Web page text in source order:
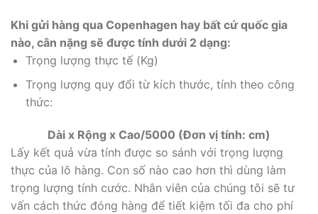
Khi gửi hàng qua Copenhagen hay bất cứ quốc gia
nào, cân nặng sẽ được tính dưới 2 dạng:
Trọng lượng thực tế (Kg)
Trọng lượng quy đổi từ kích thước, tính theo công
thức:
Dài x Rộng x Cao/5000 (Đơn vị tính: cm)
Lấy kết quả vừa tính được so sánh với trọng lượng
thực của lô hàng. Con số nào cao hơn thì dùng làm
trọng lượng tính cước. Nhân viên của chúng tôi sẽ tư
vấn cách thức đóng hàng để tiết kiệm tối đa cho phí